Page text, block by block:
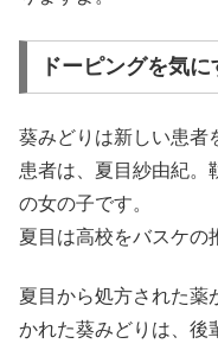
ドーピングを気
葵みどりは新しい患者
患者は、夏目紗由紀。
の女の子です。
夏目は高校をバスケの
夏目から処方された薬
かれた葵みどりは、後